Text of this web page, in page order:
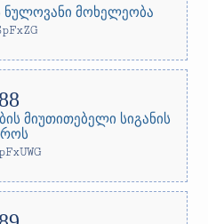
ნულოვანი მოხელეობა
მიუთითებელი სიგანის